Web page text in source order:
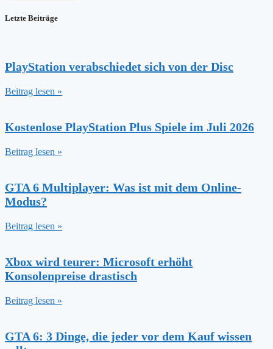
Letzte Beiträge
PlayStation verabschiedet sich von der Disc
Beitrag lesen »
Kostenlose PlayStation Plus Spiele im Juli 2026
Beitrag lesen »
GTA 6 Multiplayer: Was ist mit dem Online-
Modus?
Beitrag lesen »
Xbox wird teurer: Microsoft erhöht
Konsolenpreise drastisch
Beitrag lesen »
GTA 6: 3 Dinge, die jeder vor dem Kauf wissen